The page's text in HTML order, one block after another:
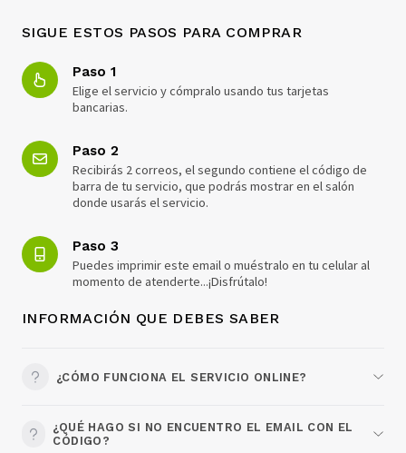
SIGUE ESTOS PASOS PARA COMPRAR
Paso 1
Elige el servicio y cómpralo usando tus tarjetas
bancarias.
Paso 2
Recibirás 2 correos, el segundo contiene el código de
barra de tu servicio, que podrás mostrar en el salón
donde usarás el servicio.
Paso 3
Puedes imprimir este email o muéstralo en tu celular al
momento de atenderte...¡Disfrútalo!
INFORMACIÓN QUE DEBES SABER
¿CÓMO FUNCIONA EL SERVICIO ONLINE?
¿QUÉ HAGO SI NO ENCUENTRO EL EMAIL CON EL
CÓDIGO?